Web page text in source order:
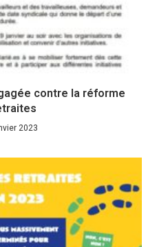
contre la réforme
2023